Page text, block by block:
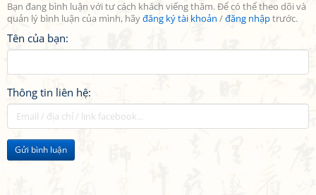
Bạn đang bình luận với tư cách khách viếng thăm. Để có thể theo dõi và
quản lý bình luận của mình, hãyđăng ký tài khoản /đăng nhậptrước.
Tên của bạn:
Thông tin liên hệ:
Gửi bình luận